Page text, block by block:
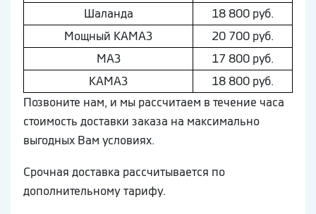
Шaлaнда
18 800 руб.
Мощный КAМAЗ
20 700 руб.
МAЗ
17 800 руб.
КAМAЗ
18 800 руб.
Позвоните нам, и мы рассчитаем в течение часа
стоимость доставки заказа на максимально
выгодных Вам условиях.
Срочная доставка рассчитывается по
дополнительному тарифу.